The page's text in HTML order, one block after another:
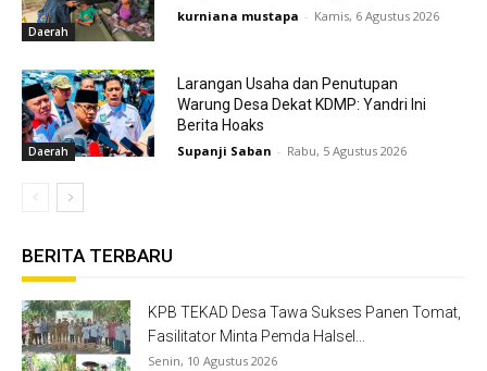
Daerah
kurniana mustapa - Kamis, 6 Agustus 2026
Daerah
Larangan Usaha dan Penutupan
Warung Desa Dekat KDMP: Yandri Ini
Berita Hoaks
Supanji Saban - Rabu, 5 Agustus 2026
BERITA TERBARU
KPB TEKAD Desa Tawa Sukses Panen Tomat,
Fasilitator Minta Pemda Halsel...
Senin, 10 Agustus 2026